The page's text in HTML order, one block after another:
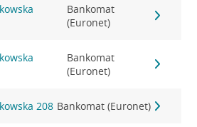
Bankomat
(Euronet)
Bankomat
(Euronet)
208 Bankomat (Euronet)